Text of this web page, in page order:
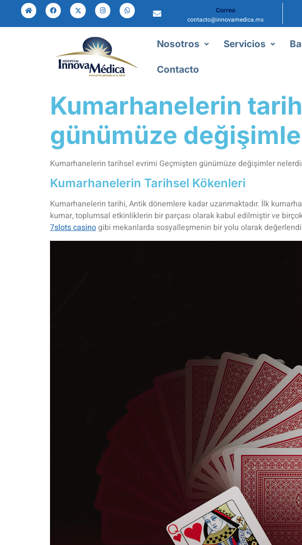
Correo
contacto@innovamedica.mx
Nosotros Servicios
Contacto
Kumarhanelerin
günümüze
Kumarhanelerin tarihsel evrimi Geçmişten günümüze değişimler
Kumarhanelerin Tarihsel Kökenleri
Kumarhanelerin tarihi, Antik dönemlere kadar uzanmaktadır. İlk
kumar, toplumsal etkinliklerin bir parçası olarak kabul edilmiştir ve
7slots casinogibi mekanlarda sosyalleşmenin bir yolu olarak